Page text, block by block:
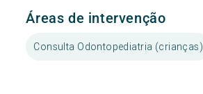
Áreas de intervenção
Consulta Odontopediatria (crianças)